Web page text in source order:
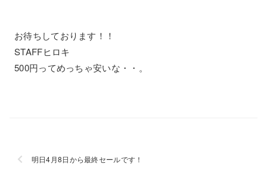
お待ちしております！！
STAFFヒロキ
500円ってめっちゃ安いな・・。
明日4月8日から最終セールです！